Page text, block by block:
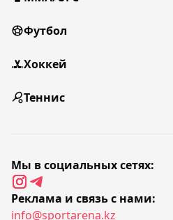
Футбол
Хоккей
Теннис
Мы в социальных сетях:
Реклама и связь с нами:
info@sportarena.kz